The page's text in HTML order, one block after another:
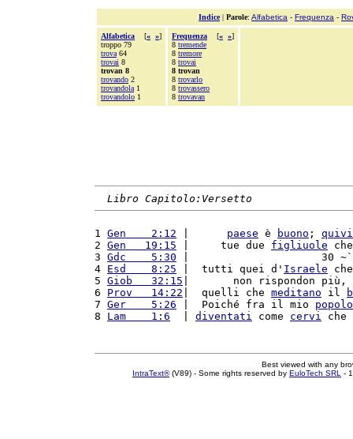
Indice| Parole: Alfabetica - Frequenza -
Alfabetica [« »]
troppo 79
trova 64
trovai 8
trovan 8
trovando 2
trovandola 1
trovandolo 1
Frequenza [« »]
8 tremende
8 tremore
8 trovai
8 trovan
8 trovarlo
8 trovassero
8 trovavan
Libro Capitolo:Versetto
1 Gen    2:12 paese è buono ; quivi
2 Gen   19:15 |     tue due figliuole
3 Gdc    5:30 |                     30
4 Esd    8:25 |  tutti quei d' Israele
5 Giob   32:15 |       non rispondon più,
6 Prov   14:22 |  quelli che meditano il
7 Ger    5:26 |  Poiché fra il mio popolo
8 Lam    1:6 diventati come cervi che
Best viewed with any
IntraText®(V89) - Some rights reserved by EuloTech SRL -